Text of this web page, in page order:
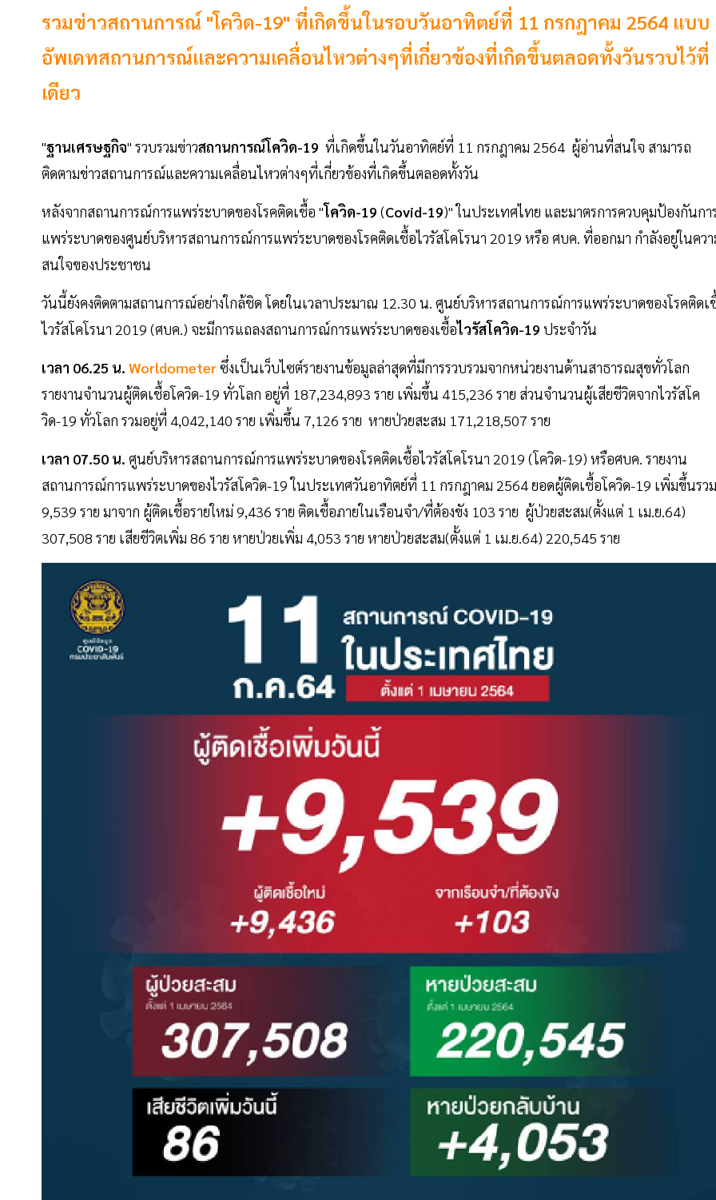
รวมข่าวสถานการณ์ "โควิด-19" ที่เกิดขึ้นในรอบวันอาทิตย์ที่ 11 กรกฎาคม 2564 แบบ
อัพเดทสถานการณ์และความเคลื่อนไหวต่างๆที่เกี่ยวข้องที่เกิดขึ้นตลอดทั้งวันรวบไว้ที่
เดียว
"ฐานเศรษฐกิจ" รวบรวมข่าวสถานการณ์โควิด-19 ที่เกิดขึ้นในวันอาทิตย์ที่ 11 กรกฎาคม 2564 ผู้อ่านที่สนใจ สามารถ
ติดตามข่าวสถานการณ์และความเคลื่อนไหวต่างๆที่เกี่ยวข้องที่เกิดขึ้นตลอดทั้งวัน
หลังจากสถานการณ์การแพร่ระบาดของโรคติดเชื้อ "โควิด-19 (Covid-19)" ในประเทศไทย และมาตรการควบคุมป้องกันกา
แพร่ระบาดของศูนย์บริหารสถานการณ์การแพร่ระบาดของโรคติดเชื้อไวรัสโคโรนา 2019 หรือ ศบค. ที่ออกมา กำลังอยู่ในคว
สนใจของประชาชน
วันนี้ยังคงติดตามสถานการณ์อย่างใกล้ชิด โดยในเวลาประมาณ 12.30 น. ศูนย์บริหารสถานการณ์การแพร่ระบาดของโรคติดเ
ไวรัสโคโรนา 2019 (ศบค.) จะมีการแถลงสถานการณ์การแพร่ระบาดของเชื้อไวรัสโควิด-19 ประจำวัน
เวลา 06.25 น. Worldometerซึ่งเป็นเว็บไซต์รายงานข้อมูลล่าสุดที่มีการรวบรวมจากหน่วยงานด้านสาธารณสุขทั่วโลก
รายงานจำนวนผู้ติดเชื้อโควิด-19 ทั่วโลก อยู่ที่ 187,234,893 ราย เพิ่มขึ้น 415,236 ราย ส่วนจำนวนผู้เสียชีวิตจากไวรัสโค
วิด-19 ทั่วโลก รวมอยู่ที่ 4,042,140 ราย เพิ่มขึ้น 7,126 ราย หายป่วยสะสม 171,218,507 ราย
เวลา 07.50 น. ศูนย์บริหารสถานการณ์การแพร่ระบาดของโรคติดเชื้อไวรัสโคโรนา 2019 (โควิด-19) หรือศบค. รายงาน
สถานการณ์การแพร่ระบาดของไวรัสโควิด-19 ในประเทศวันอาทิตย์ที่ 11 กรกฎาคม 2564 ยอดผู้ติดเชื้อโควิด-19 เพิ่มขึ้นรวม
9,539 ราย มาจาก ผู้ติดเชื้อรายใหม่ 9,436 ราย ติดเชื้อภายในเรือนจำ/ที่ต้องขัง 103 ราย ผู้ป่วยสะสม(ตั้งแต่ 1 เม.ย.64)
307,508 ราย เสียชีวิตเพิ่ม 86 ราย หายป่วยเพิ่ม 4,053 ราย หายป่วยสะสม(ตั้งแต่ 1 เม.ย.64) 220,545 ราย